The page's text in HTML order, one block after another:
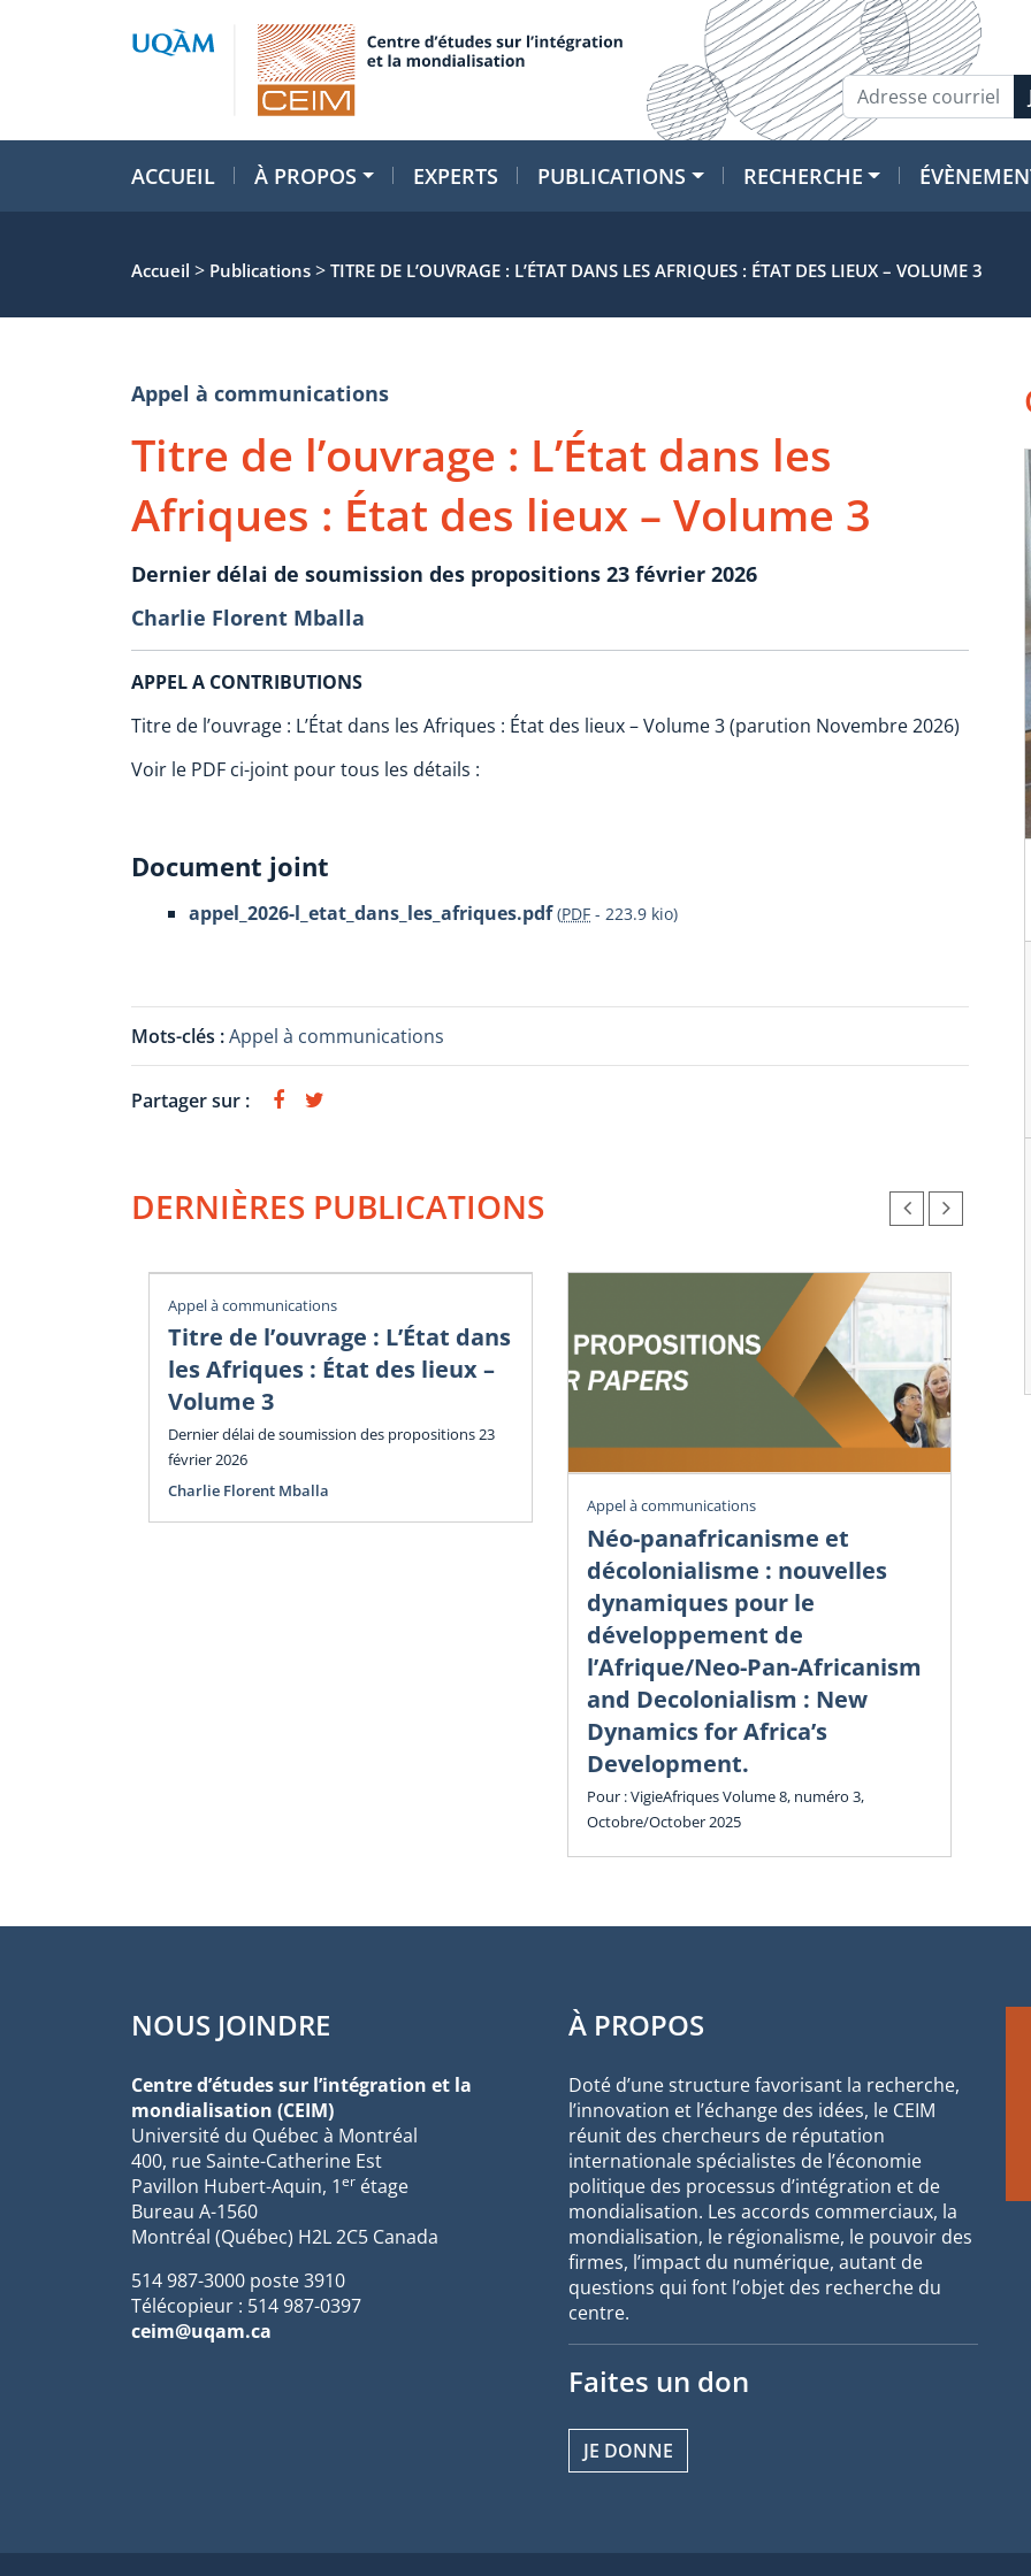
ACCUEIL À PROPOS EXPERTS PUBLICATIONS RECHERCHE
Accueil > Publications > TITRE DE L’OUVRAGE : L’ÉTAT DANS LES AFRIQUES : ÉTAT DES LIEUX – VOLUME 3
Appel à communications
Titre de l’ouvrage : L’État dans les
Afriques : État des lieux – Volume 3
Dernier délai de soumission des propositions 23 février 2026
Charlie Florent Mballa
APPEL A CONTRIBUTIONS
Titre de l’ouvrage : L’État dans les Afriques : État des lieux – Volume 3 (parution Novembre 2026)
Voir le PDF ci-joint pour tous les détails :
Document joint
appel_2026-l_etat_dans_les_afriques.pdf (PDF - 223.9 kio)
Mots-clés :Appel à communications
Partager sur :
DERNIÈRES PUBLICATIONS
Appel à communications
Titre de l’ouvrage : L’État dans
les Afriques : État des lieux –
Volume 3
Dernier délai de soumission des propositions 23
février 2026
Charlie Florent Mballa
Appel à communications
Néo-panafricanisme et
décolonialisme : nouvelles
dynamiques pour le
développement de
l’Afrique/Neo-Pan-Africanism
and Decolonialism : New
Dynamics for Africa’s
Development.
Pour : VigieAfriques Volume 8, numéro 3,
Octobre/October 2025
NOUS JOINDRE
Centre d’études sur l’intégration et la
mondialisation (CEIM)
Université du Québec à Montréal
400, rue Sainte-Catherine Est
Pavillon Hubert-Aquin, 1er étage
Bureau A-1560
Montréal (Québec) H2L 2C5 Canada
514 987-3000 poste 3910
Télécopieur : 514 987-0397
ceim@uqam.ca
À PROPOS
Doté d’une structure favorisant la recherche,
l’innovation et l’échange des idées, le CEIM
réunit des chercheurs de réputation
internationale spécialistes de l’économie
politique des processus d’intégration et de
mondialisation. Les accords commerciaux, la
mondialisation, le régionalisme, le pouvoir des
firmes, l’impact du numérique, autant de
questions qui font l’objet des recherche du
centre.
Faites un don
JE DONNE